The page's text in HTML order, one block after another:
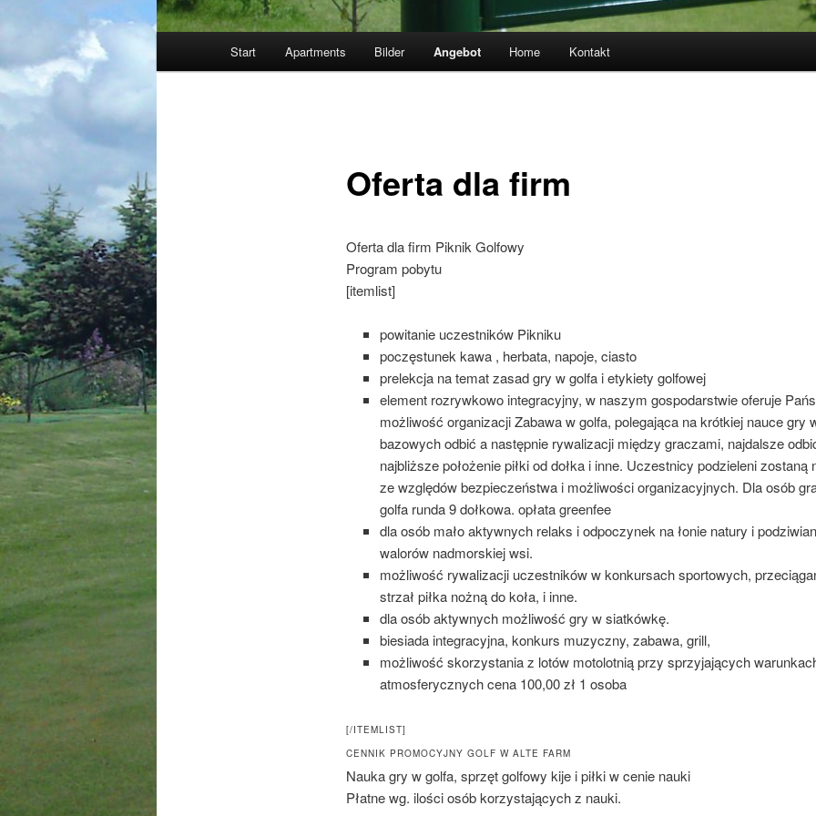
Start Apartments Bilder Angebot Home Kontakt
Oferta dla firm
Oferta dla firm Piknik Golfowy
Program pobytu
[itemlist]
powitanie uczestników Pikniku
poczęstunek kawa , herbata, napoje, ciasto
prelekcja na temat zasad gry w golfa i etykiety golfowej
element rozrywkowo integracyjny, w naszym gospodarstwie oferuje
możliwość organizacji Zabawa w golfa, polegająca na krótkiej nauce gry
bazowych odbić a następnie rywalizacji między graczami, najdalsze
najbliższe położenie piłki od dołka i inne. Uczestnicy podzieleni zostaną
ze względów bezpieczeństwa i możliwości organizacyjnych. Dla osób
golfa runda 9 dołkowa. opłata greenfee
dla osób mało aktywnych relaks i odpoczynek na łonie natury i
walorów nadmorskiej wsi.
możliwość rywalizacji uczestników w konkursach sportowych,
strzał piłka nożną do koła, i inne.
dla osób aktywnych możliwość gry w siatkówkę.
biesiada integracyjna, konkurs muzyczny, zabawa, grill,
możliwość skorzystania z lotów motolotnią przy sprzyjających
atmosferycznych cena 100,00 zł 1 osoba
[/ITEMLIST]
CENNIK PROMOCYJNY GOLF W ALTE FARM
Nauka gry w golfa, sprzęt golfowy kije i piłki w cenie nauki
Płatne wg. ilości osób korzystających z nauki.